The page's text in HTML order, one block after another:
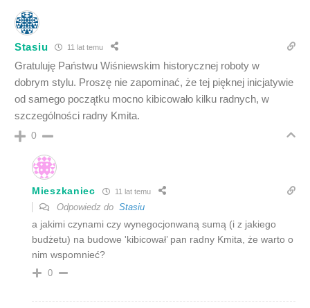
Stasiu 11 lat temu
Gratuluję Państwu Wiśniewskim historycznej roboty w
dobrym stylu. Proszę nie zapominać, że tej pięknej inicjatywie
od samego początku mocno kibicowało kilku radnych, w
szczególności radny Kmita.
0
Mieszkaniec 11 lat temu
Odpowiedz do Stasiu
a jakimi czynami czy wynegocjonwaną sumą (i z jakiego
budżetu) na budowe 'kibicował’ pan radny Kmita, że warto o
nim wspomnieć?
0